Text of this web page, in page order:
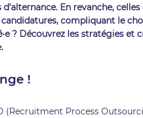
En revanche,
compliquant le
? Découvrez les stratégies et
!
(Recruitment Process